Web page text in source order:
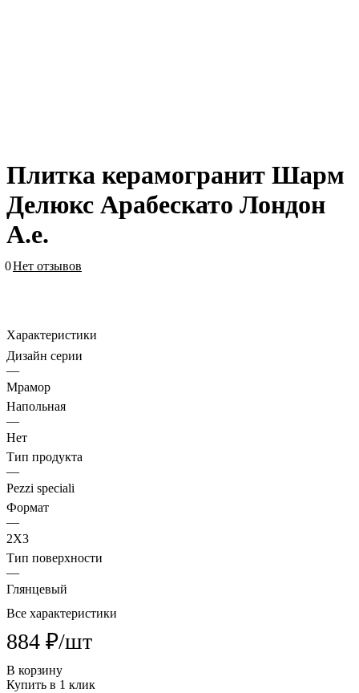
Плитка керамогранит Шарм
Делюкс Арабескато Лондон
А.е.
0Нет отзывов
Характеристики
Дизайн серии
—
Мрамор
Напольная
—
Нет
Тип продукта
—
Pezzi speciali
Формат
—
2X3
Тип поверхности
—
Глянцевый
Все характеристики
884 ₽/шт
В корзину
Купить в 1 клик